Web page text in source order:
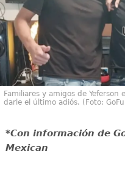
Familiares y amigos de
darle el último adiós. (Foto:
*Con información de
Mexican